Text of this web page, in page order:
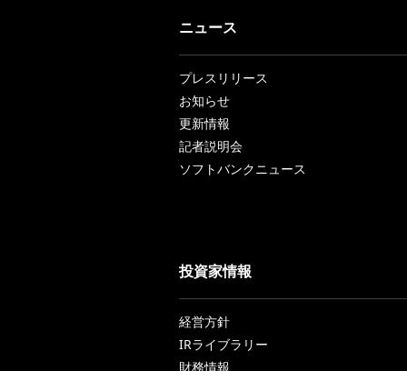
ニュース
プレスリリース
お知らせ
更新情報
記者説明会
ソフトバンクニュース
投資家情報
経営方針
IRライブラリー
財務情報